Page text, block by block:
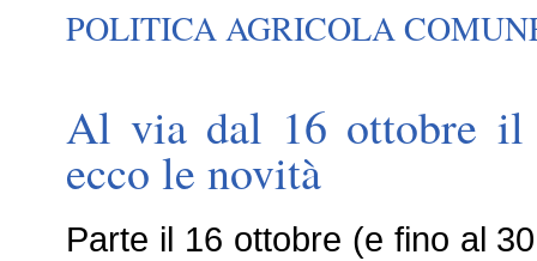
POLITICA AGRICOLA
Al via dal 16 ottobre il
ecco le novità
Parte il 16 ottobre (e fino al